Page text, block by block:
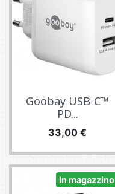
Goobay USB-C™
PD...
Prezzo
33,00 €
In magazzino